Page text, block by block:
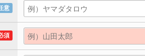
意
須